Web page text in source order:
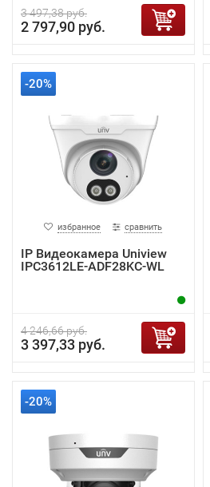
3 497,38 руб.
2 797,90 руб.
-20%
избранное сравнить
IP Видеокамера Uniview
IPC3612LE-ADF28KC-WL
4 246,66 руб.
3 397,33 руб.
-20%